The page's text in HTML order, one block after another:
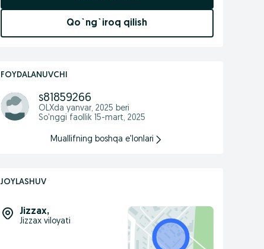
Qo`ng`iroq qilish
FOYDALANUVCHI
s81859266
OLXda yanvar, 2025 beri
So'nggi faollik 15-mart, 2025
Muallifning boshqa e'lonlari
JOYLASHUV
Jizzax,
Jizzax viloyati